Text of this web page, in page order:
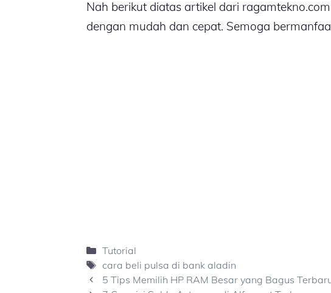
Nah berikut diatas artikel dari
dengan mudah dan cepat. Semoga
Kategori
Tutorial
Tag
cara beli pulsa di bank aladin
5 Tips Memilih HP RAM Besar yang Bagus